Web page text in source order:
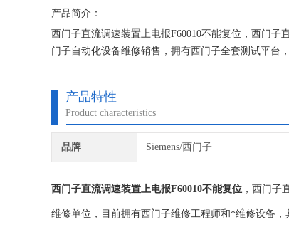
产品简介：
西门子直流调速装置上电报F60010不能复位，西门
门子自动化设备维修销售，拥有西门子全套测试平台
产品特性
Product characteristics
品牌 Siemens/西门子
西门子直流调速装置上电报F60010不能复位 ，西门子
维修单位，目前拥有西门子维修工程师和*维修设备